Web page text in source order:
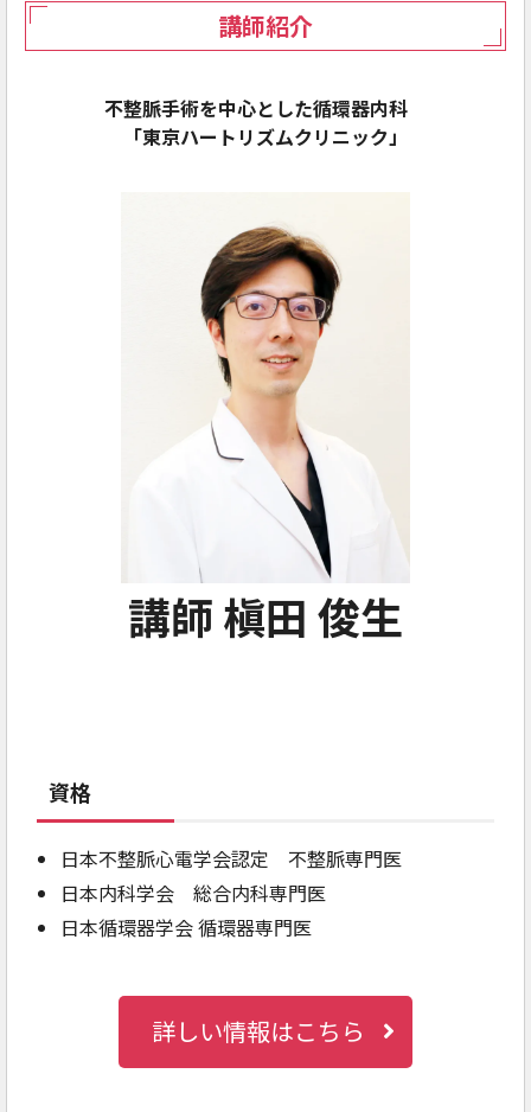
講師紹介
不整脈手術を中心とした循環器内科
「東京ハートリズムクリニック」
講師 槇田 俊生
資格
日本不整脈心電学会認定 不整脈専門医
日本内科学会 総合内科専門医
日本循環器学会 循環器専門医
詳しい情報はこちら